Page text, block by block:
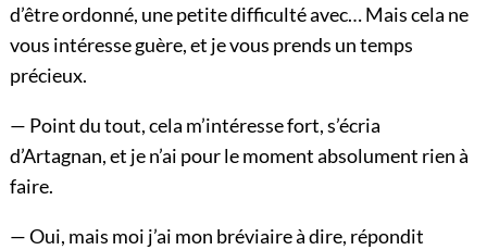
d’être ordonné, une petite difficulté avec… Mais cela ne
vous intéresse guère, et je vous prends un temps
précieux.
— Point du tout, cela m’intéresse fort, s’écria
d’Artagnan, et je n’ai pour le moment absolument rien à
faire.
— Oui, mais moi j’ai mon bréviaire à dire, répondit